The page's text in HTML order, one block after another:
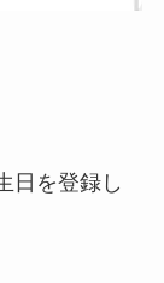
日を登録し